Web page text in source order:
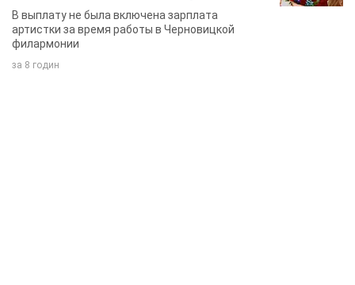
певица
В выплату не была включена зарплата
артистки за время работы в Черновицкой
филармонии
за 8 годин